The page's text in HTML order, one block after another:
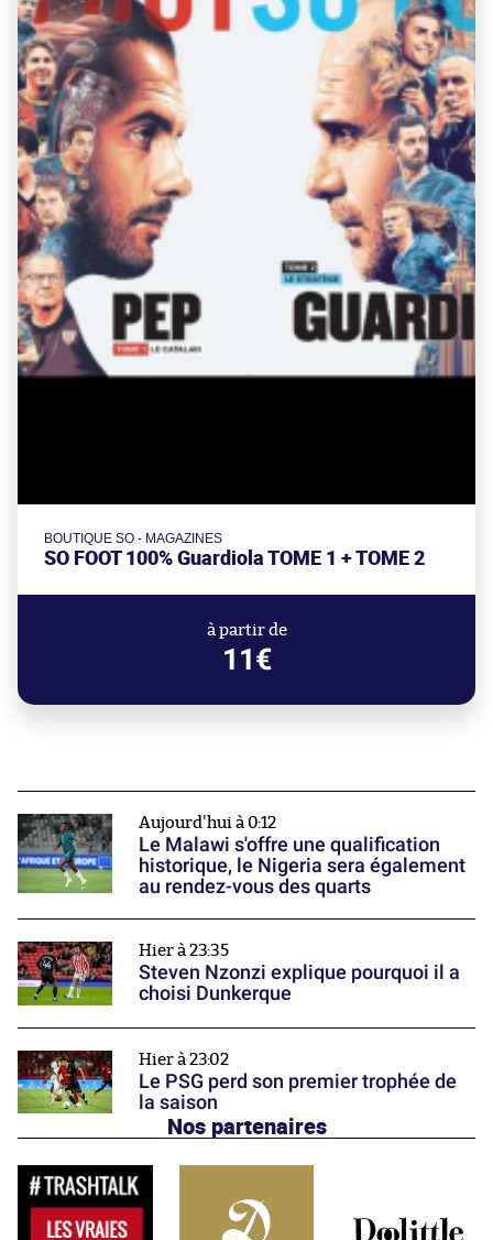
BOUTIQUE SO - MAGAZINES
SO FOOT 100% Guardiola TOME 1 + TOME 2
à partir de
11€
Aujourd'hui à 0:12
Le Malawi s'offre une qualification
historique, le Nigeria sera également
au rendez-vous des quarts
Hier à 23:35
Steven Nzonzi explique pourquoi il a
choisi Dunkerque
Hier à 23:02
Le PSG perd son premier trophée de
la saison
Nos partenaires